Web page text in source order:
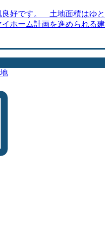
良好です。 土地面積はゆと
ホーム計画を進められる建